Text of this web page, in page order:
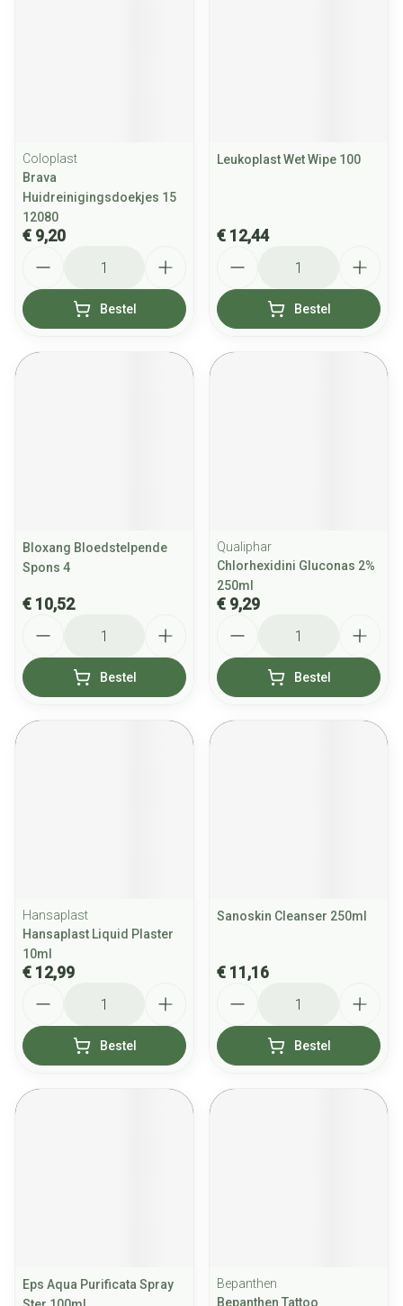
Coloplast
Brava
Huidreinigingsdoekjes 15
12080
€ 9,20
Bestel
Leukoplast Wet Wipe 100
€ 12,44
Bestel
Bloxang Bloedstelpende
Spons 4
€ 10,52
Bestel
Qualiphar
Chlorhexidini Gluconas 2%
250ml
€ 9,29
Bestel
Hansaplast
Hansaplast Liquid Plaster
10ml
€ 12,99
Bestel
Sanoskin Cleanser 250ml
€ 11,16
Bestel
Eps Aqua Purificata Spray
Bepanthen
Bepanthen Tattoo